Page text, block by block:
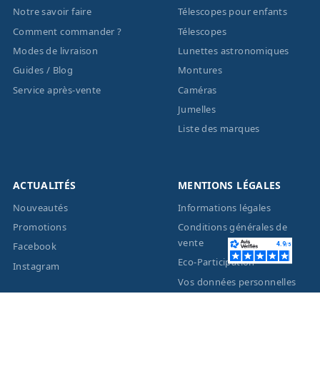
Notre savoir faire
Comment commander ?
Modes de livraison
Guides / Blog
Service après-vente
Télescopes pour enfants
Télescopes
Lunettes astronomiques
Montures
Caméras
Jumelles
Liste des marques
ACTUALITÉS
Nouveautés
Promotions
Facebook
Instagram
MENTIONS LÉGALES
Informations légales
Conditions générales de
vente
Eco-Participation
Vos données personnelles